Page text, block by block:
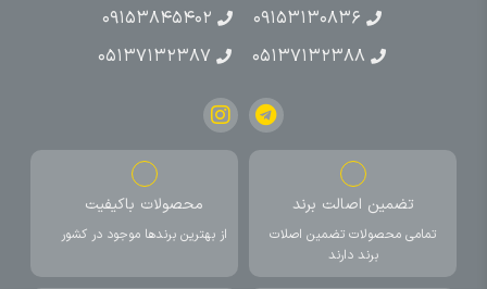
۰۹۱۵۳۱۳۰۸۳۶
۰۹۱۵۳۸۴۵۴۰۲
۰۵۱۳۷۱۳۲۳۸۸
۰۵۱۳۷۱۳۲۳۸۷
تضمین اصالت برند
تمامی محصولات تضمین اصلات
برند دارند
محصولات باکیفیت
از بهترین برندها موجود در کشور